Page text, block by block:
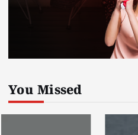
You Missed